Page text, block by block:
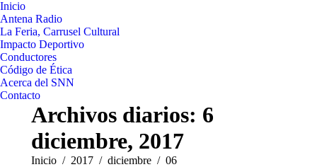
Inicio
Antena Radio
La Feria, Carrusel Cultural
Impacto Deportivo
Conductores
Código de Ética
Acerca del SNN
Contacto
Archivos diarios: 6
diciembre, 2017
Estás aquí:
Inicio 2017 diciembre 06